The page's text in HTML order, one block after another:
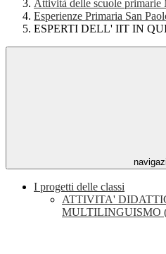
Attività delle scuole primarie
Esperienze Primaria San
ESPERTI DELL' IIT IN
I progetti delle classi
ATTIVITA'
MULTILINGUISMO